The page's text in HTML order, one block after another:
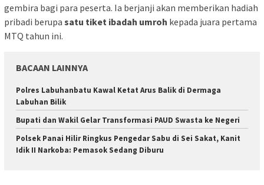
gembira bagi para peserta. Ia berjanji akan memberikan hadiah
pribadi berupa satu tiket ibadah umroh kepada juara pertama
MTQ tahun ini.
BACAAN LAINNYA
Polres Labuhanbatu Kawal Ketat Arus Balik di Dermaga
Labuhan Bilik
Bupati dan Wakil Gelar Transformasi PAUD Swasta ke Negeri
Polsek Panai Hilir Ringkus Pengedar Sabu di Sei Sakat, Kanit
Idik II Narkoba: Pemasok Sedang Diburu